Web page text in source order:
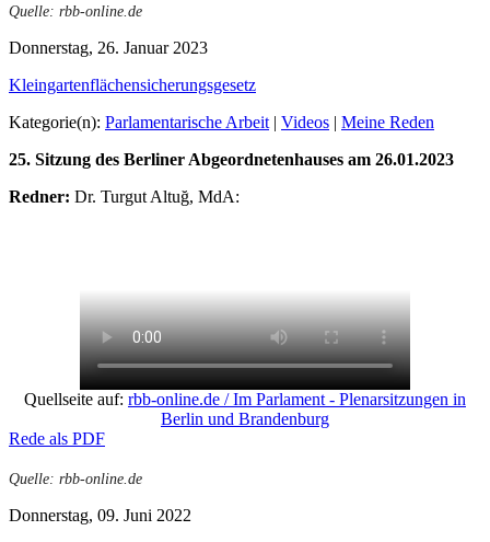
Quelle: rbb-online.de
Donnerstag, 26. Januar 2023
Kleingartenflächensicherungsgesetz
Kategorie(n): Parlamentarische Arbeit | Videos | Meine Reden
25. Sitzung des Berliner Abgeordnetenhauses am 26.01.2023
Redner: Dr. Turgut Altuğ, MdA:
Quellseite auf: rbb-online.de / Im Parlament - Plenarsitzungen in
Berlin und Brandenburg
Rede als PDF
Quelle: rbb-online.de
Donnerstag, 09. Juni 2022